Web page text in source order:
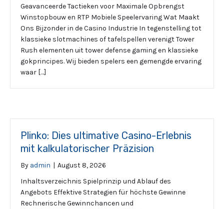
Geavanceerde Tactieken voor Maximale Opbrengst
Winstopbouw en RTP Mobiele Speelervaring Wat Maakt
Ons Bijzonder in de Casino Industrie In tegenstelling tot
klassieke slotmachines of tafelspellen verenigt Tower
Rush elementen uit tower defense gaming en klassieke
gokprincipes. Wij bieden spelers een gemengde ervaring
waar […]
Plinko: Dies ultimative Casino-Erlebnis
mit kalkulatorischer Präzision
By admin | August 8, 2026
Inhaltsverzeichnis Spielprinzip und Ablauf des
Angebots Effektive Strategien für höchste Gewinne
Rechnerische Gewinnchancen und